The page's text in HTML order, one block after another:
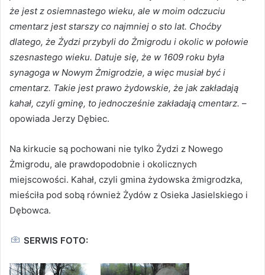
że jest z osiemnastego wieku, ale w moim odczuciu
cmentarz jest starszy co najmniej o sto lat. Choćby
dlatego, że Żydzi przybyli do Żmigrodu i okolic w połowie
szesnastego wieku. Datuje się, że w 1609 roku była
synagoga w Nowym Żmigrodzie, a więc musiał być i
cmentarz. Takie jest prawo żydowskie, że jak zakładają
kahał, czyli gminę, to jednocześnie zakładają cmentarz. –
opowiada Jerzy Dębiec.
Na kirkucie są pochowani nie tylko Żydzi z Nowego
Żmigrodu, ale prawdopodobnie i okolicznych
miejscowości. Kahał, czyli gmina żydowska żmigrodzka,
mieściła pod sobą również Żydów z Osieka Jasielskiego i
Dębowca.
SERWIS FOTO: